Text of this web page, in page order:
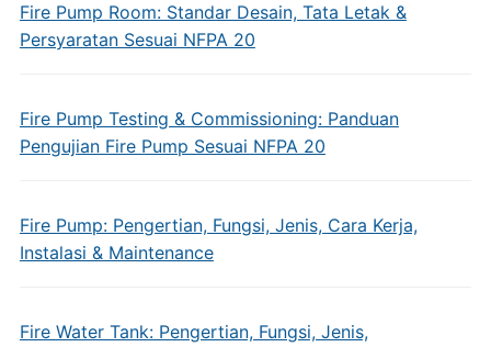
Fire Pump Room: Standar Desain, Tata Letak &
Persyaratan Sesuai NFPA 20
Fire Pump Testing & Commissioning: Panduan
Pengujian Fire Pump Sesuai NFPA 20
Fire Pump: Pengertian, Fungsi, Jenis, Cara Kerja,
Instalasi & Maintenance
Fire Water Tank: Pengertian, Fungsi, Jenis,